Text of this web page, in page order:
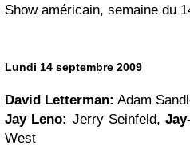
Show américain, semaine du
Lundi 14 septembre 2009
David Letterman: Adam
Jay Leno: Jerry Seinfeld,
West